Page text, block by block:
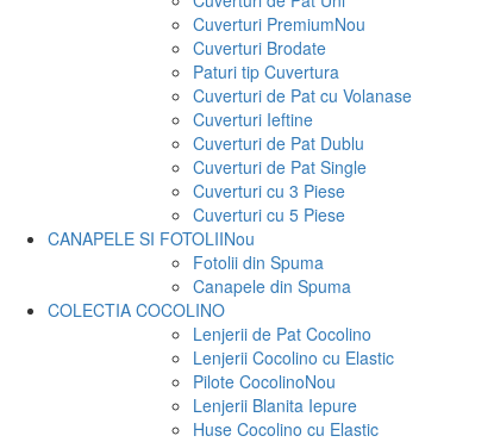
Cuverturi PremiumNou
Cuverturi Brodate
Paturi tip Cuvertura
Cuverturi de Pat cu Volanase
Cuverturi Ieftine
Cuverturi de Pat Dublu
Cuverturi de Pat Single
Cuverturi cu 3 Piese
Cuverturi cu 5 Piese
CANAPELE SI FOTOLIINou
Fotolii din Spuma
Canapele din Spuma
COLECTIA COCOLINO
Lenjerii de Pat Cocolino
Lenjerii Cocolino cu Elastic
Pilote CocolinoNou
Lenjerii Blanita Iepure
Huse Cocolino cu Elastic